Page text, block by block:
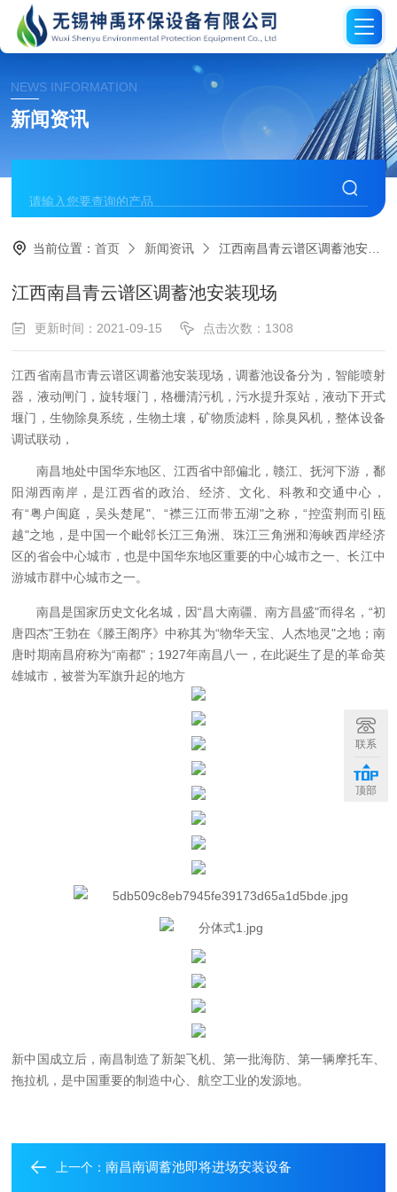
NEWS INFORMATION
新闻资讯
当前位置：首页 新闻资讯 江西南昌青云谱区调蓄池安装现场
江西南昌青云谱区调蓄池安装现场
更新时间：2021-09-15 点击次数：1308
江西省南昌市青云谱区调蓄池安装现场，调蓄池设备分为，智能喷射
器，液动闸门，旋转堰门，格栅清污机，污水提升泵站，液动下开式
堰门，生物除臭系统，生物土壤，矿物质滤料，除臭风机，整体设备
调试联动，
南昌地处中国华东地区、江西省中部偏北，赣江、抚河下游，鄱
阳湖西南岸，是江西省的政治、经济、文化、科教和交通中心，
有“粤户闽庭，吴头楚尾"、“襟三江而带五湖"之称，“控蛮荆而引瓯
越"之地，是中国一个毗邻长江三角洲、珠江三角洲和海峡西岸经济
区的省会中心城市，也是中国华东地区重要的中心城市之一、长江中
游城市群中心城市之一。
南昌是国家历史文化名城，因“昌大南疆、南方昌盛"而得名，“初
唐四杰"王勃在《滕王阁序》中称其为“物华天宝、人杰地灵"之地；南
唐时期南昌府称为“南都"；1927年南昌八一，在此诞生了是的革命英
雄城市，被誉为军旗升起的地方
新中国成立后，南昌制造了新架飞机、第一批海防、第一辆摩托车、
拖拉机，是中国重要的制造中心、航空工业的发源地。
上一个：南昌南调蓄池即将进场安装设备
联系
顶部